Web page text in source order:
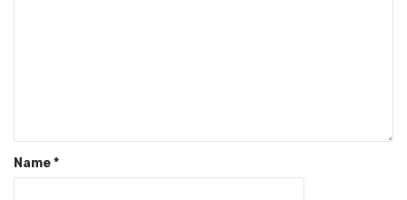
Name*